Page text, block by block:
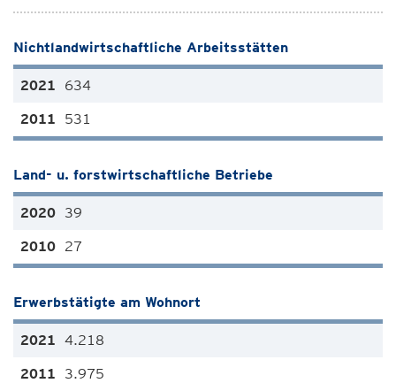
Nichtlandwirtschaftliche Arbeitsstätten
634
531
Land- u. forstwirtschaftliche Betriebe
39
27
Erwerbstätigte am Wohnort
4.218
3.975